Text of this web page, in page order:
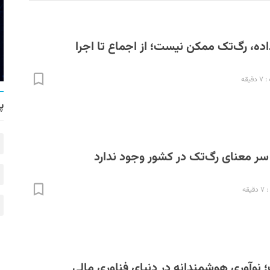
رگ‌تک ممکن نیست؛ از اجماع تا اجرا
معنای رگ‌تک در کشور وجود ندارد